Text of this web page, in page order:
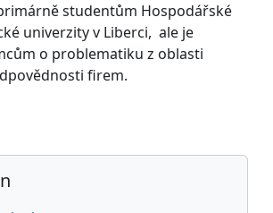
studentům Hospodářské
univerzity v Liberci, ale je
o problematiku z oblasti
firem.